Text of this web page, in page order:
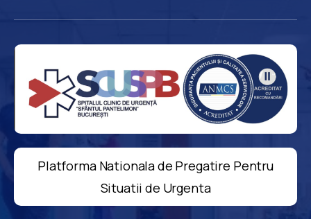
Platforma Nationala de Pregatire Pentru
Situatii de Urgenta